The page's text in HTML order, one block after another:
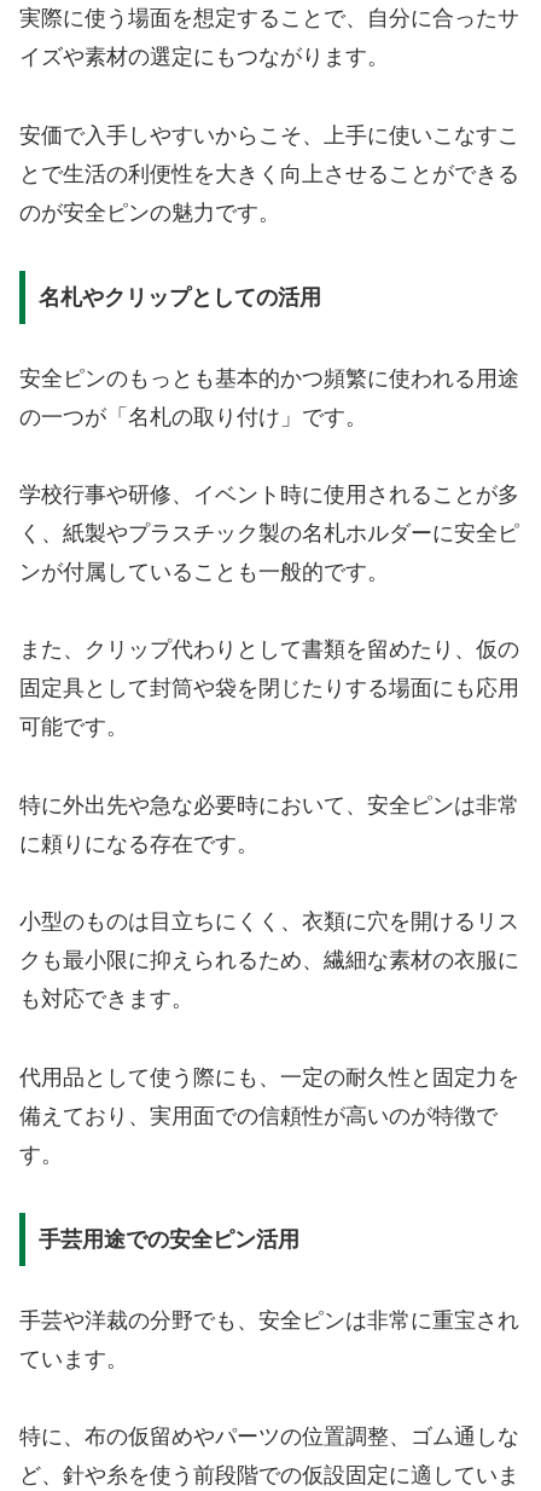
実際に使う場面を想定することで、自分に合ったサ
イズや素材の選定にもつながります。
安価で入手しやすいからこそ、上手に使いこなすこ
とで生活の利便性を大きく向上させることができる
のが安全ピンの魅力です。
名札やクリップとしての活用
安全ピンのもっとも基本的かつ頻繁に使われる用途
の一つが「名札の取り付け」です。
学校行事や研修、イベント時に使用されることが多
く、紙製やプラスチック製の名札ホルダーに安全ピ
ンが付属していることも一般的です。
また、クリップ代わりとして書類を留めたり、仮の
固定具として封筒や袋を閉じたりする場面にも応用
可能です。
特に外出先や急な必要時において、安全ピンは非常
に頼りになる存在です。
小型のものは目立ちにくく、衣類に穴を開けるリス
クも最小限に抑えられるため、繊細な素材の衣服に
も対応できます。
代用品として使う際にも、一定の耐久性と固定力を
備えており、実用面での信頼性が高いのが特徴で
す。
手芸用途での安全ピン活用
手芸や洋裁の分野でも、安全ピンは非常に重宝され
ています。
特に、布の仮留めやパーツの位置調整、ゴム通しな
ど、針や糸を使う前段階での仮設固定に適していま